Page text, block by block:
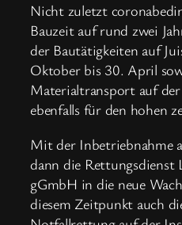
Nicht zuletzt
Bauzeit auf rund zwei
der Bautätigkeiten auf
Oktober bis 30. April
Materialtransport auf
ebenfalls für den hohen
Mit der Inbetriebnahme
dann die Rettungsdienst
gGmbH in die neue
diesem Zeitpunkt auch